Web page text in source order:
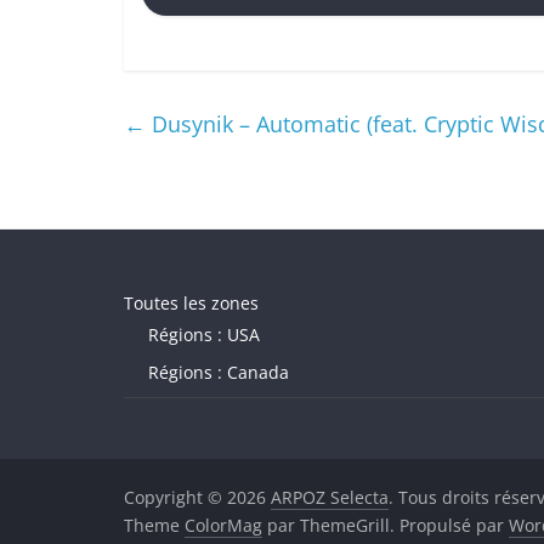
← Dusynik – Automatic (feat. Cryptic
Toutes les zones
Régions : USA
Régions : Canada
Copyright © 2026 ARPOZ Selecta. Tous droits
Theme ColorMag par ThemeGrill. Propulsé par